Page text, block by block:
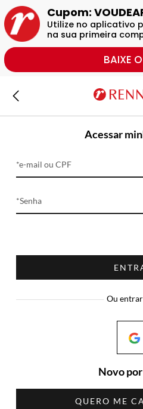
Cupom:
Utilize no aplicativo
na sua primeira
BAIXE
Acessar
e-mail ou CPF
Senha
Ou
Novo
QUERO ME